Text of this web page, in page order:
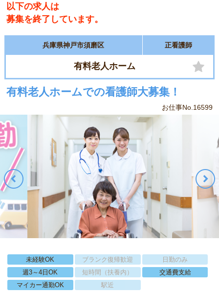
以下の求人は
募集を終了しています。
兵庫県神戸市須磨区 正看護師
有料老人ホーム
有料老人ホームでの看護師大募集！
お仕事No.16599
未経験OK ブランク復帰歓迎
日勤のみ
週3～4日OK
短時間（扶養内）
交通費支給
マイカー通勤OK
駅近